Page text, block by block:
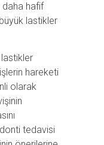
daha hafif
lastikler
hareketi
olarak
tedavisi